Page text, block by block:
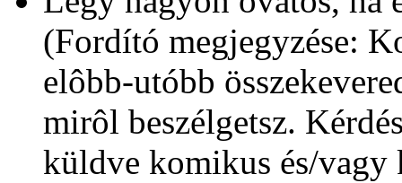
(Fordító megjegyzése:
elôbb-utóbb
mirôl beszélgetsz.
küldve komikus és/vagy